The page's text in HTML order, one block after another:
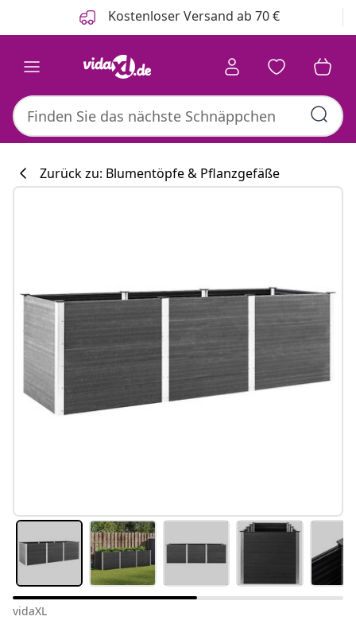
Kostenloser Versand ab 70 €
Zurück zu: Blumentöpfe & Pflanzgefäße
vidaXL